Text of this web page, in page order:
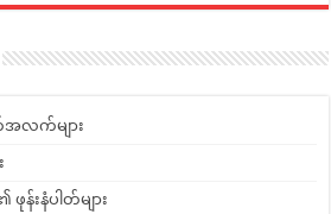
အလက်များ
န်းနံပါတ်များ